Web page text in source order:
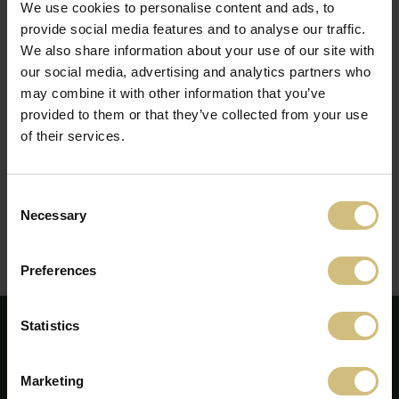
We use cookies to personalise content and ads, to
provide social media features and to analyse our traffic.
We also share information about your use of our site with
our social media, advertising and analytics partners who
may combine it with other information that you’ve
provided to them or that they’ve collected from your use
of their services.
Selection
Necessary
Preferences
Statistics
Marketing
Selskabsmeddelelser
Pressemeddelelser
Årsrapporter
Nyheder
Ved at trykke tilmeld accepterer du at FirstFarms må
Læs mere her
Tilmeld
Afmeld nyhedsservice her